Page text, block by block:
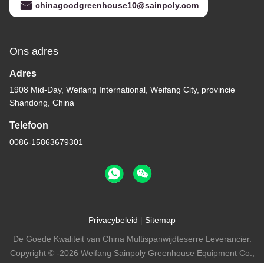
chinagoodgreenhouse10@sainpoly.com
Ons adres
Adres
1908 Mid-Day, Weifang International, Weifang City, provincie
Shandong, China
Telefoon
0086-15863679301
Privacybeleid | Sitemap
De Goede Kwaliteit van China Multispanwijdteserre Leverancier.
Copyright © -2026 Weifang Sainpoly Greenhouse Equipment Co.,